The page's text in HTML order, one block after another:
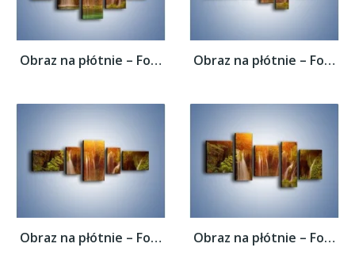
Obraz na płótnie – Fontanny z wodospadów –... Obraz na płótnie – Fontanny z wodospadów –...
Obraz na płótnie – Fontanny z wodospadów –... Obraz na płótnie – Fontanny z wodospadów –...